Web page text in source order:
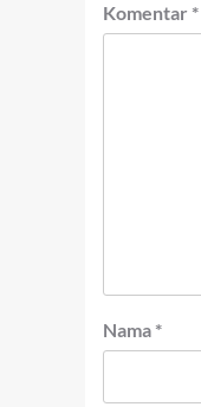
Komentar *
Nama *